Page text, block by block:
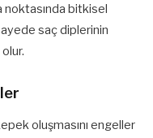
noktasında bitkisel
saç diplerinin
oluşmasını engeller